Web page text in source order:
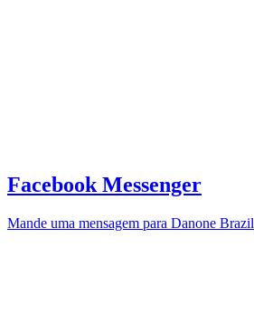
Facebook Messenger
Mande uma mensagem para Danone Brazil